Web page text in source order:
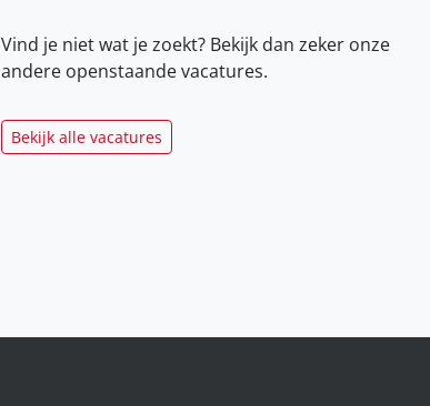
Vind je niet wat je zoekt? Bekijk dan zeker onze
andere openstaande vacatures.
Bekijk alle vacatures